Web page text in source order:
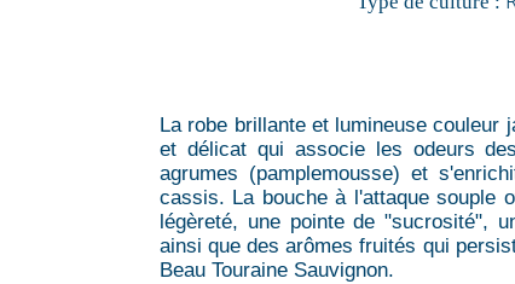
La robe brillante et lumineuse couleur
et délicat qui associe les odeurs
agrumes (pamplemousse) et
cassis. La bouche à l'attaque souple
légèreté, une pointe de "sucrosité",
ainsi que des arômes fruités qui
Beau Touraine Sauvignon.